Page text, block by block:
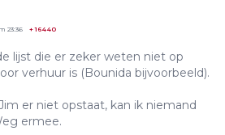
23:36 +16440
lijst die er zeker weten niet op
verhuur is (Bounida bijvoorbeeld).
er niet opstaat, kan ik niemand
ermee.